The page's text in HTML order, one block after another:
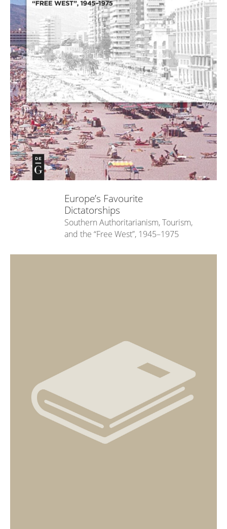
Europe’s Favourite
Dictatorships
Southern Authoritarianism, Tourism,
and the “Free West”, 1945–1975